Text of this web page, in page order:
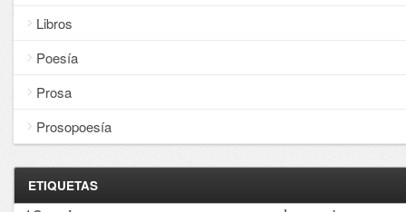
Libros
Poesía
Prosa
Prosopoesía
ETIQUETAS